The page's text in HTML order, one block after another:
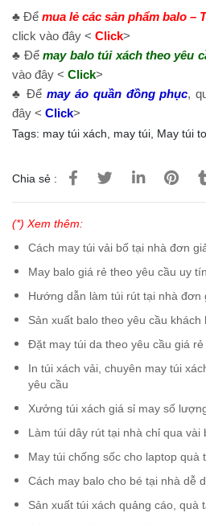
♣ Để mua lẻ các sản phẩm balo –
click vào đây < Click>
♣ Đểmay balo túi xách theo yêu
vào đây < Click>
♣ Để may áo quần đồng phục,
đây < Click>
Tags: may túi xách may túi May túi
Chia sẻ :
(*) Xem thêm:
Cách may túi vải bố tại nhà đơn
May balo giá rẻ theo yêu cầu uy
Hướng dẫn làm túi rút tại nhà
Sản xuất balo theo yêu cầu
Đặt may túi da theo yêu cầu giá
In túi xách vải, chuyên may túi
yêu cầu
Xưởng túi xách giá sỉ may số
Làm túi dây rút tại nhà chỉ qua vài
May túi chống sốc cho laptop quà
Cách may balo cho bé tại nhà dễ
Sản xuất túi xách quảng cáo, quà